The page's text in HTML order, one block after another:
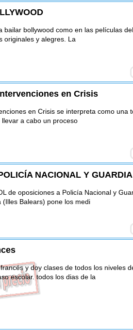
bailar bollywood como en las películas
originales y alegres. La
en Crisis
en Crisis se interpreta como una
a cabo un proceso
NACIONAL Y
de oposiciones a Policía Nacional y
(Illes Balears) pone los medi
y doy clases de todos los niveles
escolar. todos los dias de la